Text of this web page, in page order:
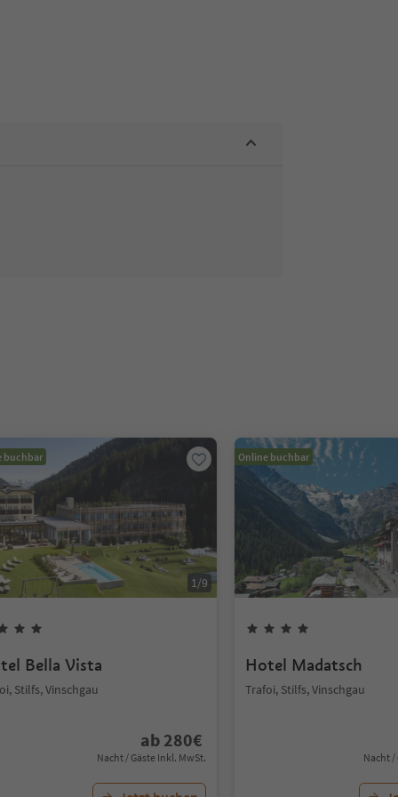
buchbar
1/9
Bella Vista
Stilfs, Vinschgau
ab 280€
Nacht / Gäste Inkl. MwSt.
Online buchbar
Hotel Madatsch
Trafoi, Stilfs, Vinschgau
Nacht /